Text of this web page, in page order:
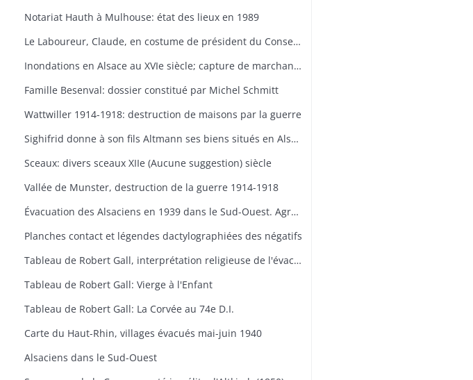
Notariat Hauth à Mulhouse: état des lieux en 1989
Le Laboureur, Claude, en costume de président du Conseil Souverain, fin XVIIe siècle: portrait
Inondations en Alsace au XVIe siècle; capture de marchand sur le Rhin par un seigneur en 1473, Extraits de la "Chronique de Thiébaut Schilling
Famille Besenval: dossier constitué par Michel Schmitt
Wattwiller 1914-1918: destruction de maisons par la guerre
Sighifrid donne à son fils Altmann ses biens situés en Alsace, 762
Sceaux: divers sceaux XIIe (Aucune suggestion) siècle
Vallée de Munster, destruction de la guerre 1914-1918
Évacuation des Alsaciens en 1939 dans le Sud-Ouest. Agrandissements utilisés pour l'exposition 'Évacuation 1939",
Planches contact et légendes dactylographiées des négatifs
Tableau de Robert Gall, interprétation religieuse de l'évacuation: Vierge à l'Enfant sur un chariot
Tableau de Robert Gall: Vierge à l'Enfant
Tableau de Robert Gall: La Corvée au 74e D.I.
Carte du Haut-Rhin, villages évacués mai-juin 1940
Alsaciens dans le Sud-Ouest